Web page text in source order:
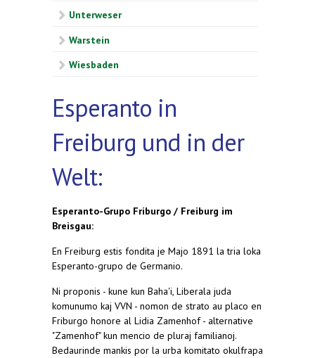
Unterweser
Warstein
Wiesbaden
Esperanto in
Freiburg und in der
Welt:
Esperanto-Grupo Friburgo / Freiburg im
Breisgau:
En Freiburg estis fondita je Majo 1891 la tria loka
Esperanto-grupo de Germanio.
Ni proponis - kune kun Baha'i, Liberala juda
komunumo kaj VVN - nomon de strato au placo en
Friburgo honore al Lidia Zamenhof - alternative
"Zamenhof" kun mencio de pluraj familianoj.
Bedaurinde mankis por la urba komitato okulfrapa